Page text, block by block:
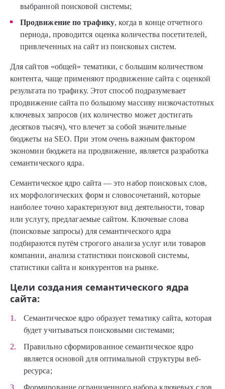
выбранной поисковой системы;
Продвижение по трафику, когда в конце отчетного
периода, проводится оценка количества посетителей,
привлеченных на сайт из поисковых систем.
Для сайтов «общей» тематики, с большим количеством
контента, чаще применяют продвижение сайта с оценкой
результата по трафику. Этот способ подразумевает
продвижение сайта по большому массиву низкочастотных
ключевых запросов (их количество может достигать
десятков тысяч), что влечет за собой значительные
бюджеты на SEO. При этом очень важным фактором
экономии бюджета на продвижение, является разработка
семантического ядра.
Семантическое ядро сайта — это набор поисковых слов,
их морфологических форм и словосочетаний, которые
наиболее точно характеризуют вид деятельности, товар
или услугу, предлагаемые сайтом. Ключевые слова
(поисковые запросы) для семантического ядра
подбираются путём строгого анализа услуг или товаров
компании, анализа статистики поисковой системы,
статистики сайта и конкурентов на рынке.
Цели создания семантического ядра
сайта:
Семантическое ядро образует тематику сайта, которая
будет учитываться поисковыми системами;
Правильно сформированное семантическое ядро
является основой для оптимальной структуры веб-
ресурса;